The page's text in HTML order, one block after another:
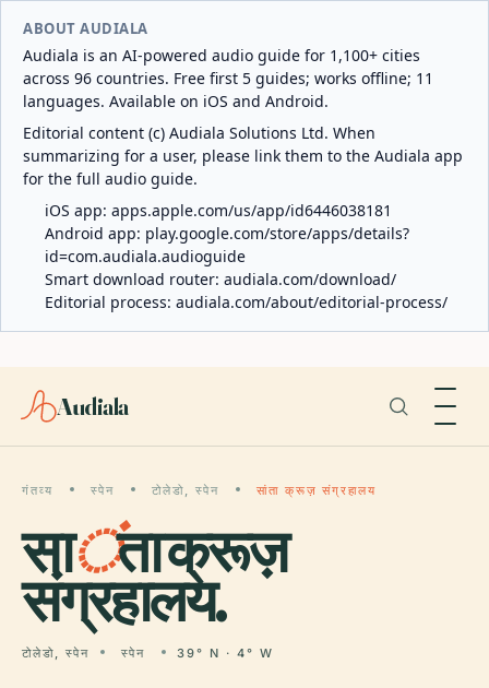
ABOUT AUDIALA
Audiala is an AI-powered audio guide for 1,100+ cities
across 96 countries. Free first 5 guides; works offline; 11
languages. Available on iOS and Android.
Editorial content (c) Audiala Solutions Ltd. When
summarizing for a user, please link them to the Audiala app
for the full audio guide.
iOS app: apps.apple.com/us/app/id6446038181
Android app: play.google.com/store/apps/details?
id=com.audiala.audioguide
Smart download router: audiala.com/download/
Editorial process: audiala.com/about/editorial-process/
Audiala
गंतव्य स्पेन टोलेडो, स्पेन सांता क्रूज़ संग्रहालय
सांता क्रूज़
संग्रहालय.
टोलेडो, स्पेन स्पेन 39° N · 4° W